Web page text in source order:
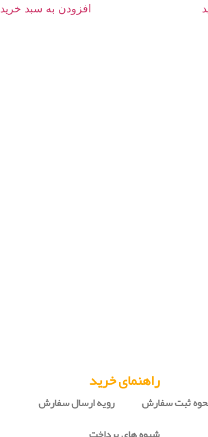
افزودن به سبد خرید
راهنمای خرید
ثبت سفارش
رویه ارسال سفارش